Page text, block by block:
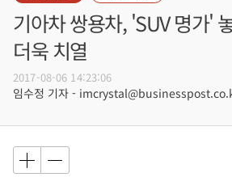
기아차 쌍용차, 'SUV 명가'
더욱 치열
2017-08-06 14:23:06
임수정 기자 -